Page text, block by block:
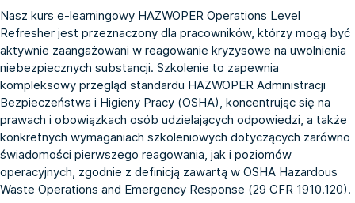
Nasz kurs e-learningowy HAZWOPER Operations Level
Refresher jest przeznaczony dla pracowników, którzy mogą być
aktywnie zaangażowani w reagowanie kryzysowe na uwolnienia
niebezpiecznych substancji. Szkolenie to zapewnia
kompleksowy przegląd standardu HAZWOPER Administracji
Bezpieczeństwa i Higieny Pracy (OSHA), koncentrując się na
prawach i obowiązkach osób udzielających odpowiedzi, a także
konkretnych wymaganiach szkoleniowych dotyczących zarówno
świadomości pierwszego reagowania, jak i poziomów
operacyjnych, zgodnie z definicją zawartą w OSHA Hazardous
Waste Operations and Emergency Response (29 CFR 1910.120).